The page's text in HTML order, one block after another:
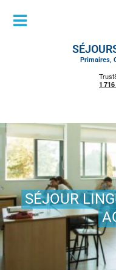
Primaires,
SÉJOUR